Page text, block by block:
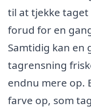
til at tjekke
forud for en
Samtidig kan en
tagrensning
endnu mere op.
farve op, som